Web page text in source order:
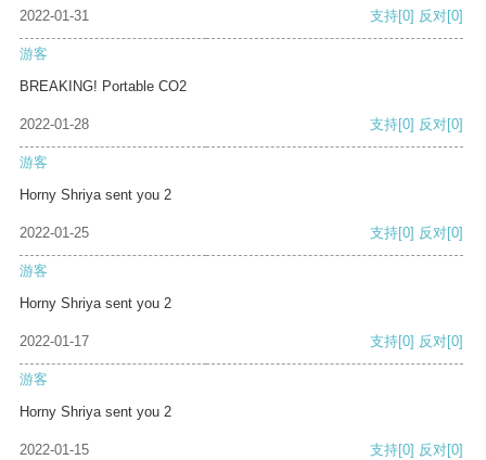
2022-01-31 支持[0] 反对[0]
游客
BREAKING! Portable CO2
2022-01-28 支持[0] 反对[0]
游客
Horny Shriya sent you 2
2022-01-25 支持[0] 反对[0]
游客
Horny Shriya sent you 2
2022-01-17 支持[0] 反对[0]
游客
Horny Shriya sent you 2
2022-01-15 支持[0] 反对[0]